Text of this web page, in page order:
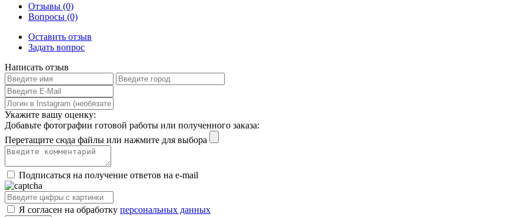
Отзывы (0)
Вопросы (0)
Оставить отзыв
Задать вопрос
Написать отзыв
Укажите вашу оценку:
Добавьте фотографии готовой работы или полученного заказа:
Перетащите сюда файлы или нажмите для выбора
Подписаться на получение ответов на e-mail
Я согласен на обработку персональных данных